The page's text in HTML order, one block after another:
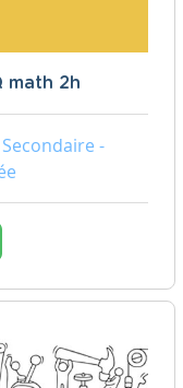
math 2h
Secondaire -